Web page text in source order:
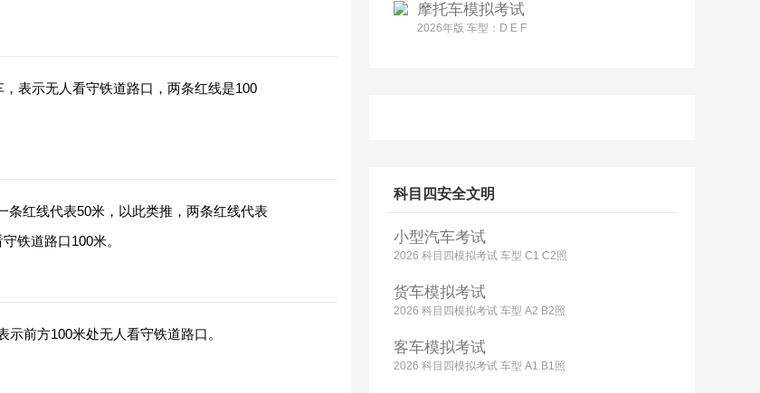
表示无人看守铁道路口，两条红线是100
条红线代表50米，以此类推，两条红线代表
铁道路口100米。
前方100米处无人看守铁道路口。
摩托车模拟考试
2026年版 车型：D E F
科目四安全文明
小型汽车考试
2026 科目四模拟考试 车型 C1 C2照
货车模拟考试
2026 科目四模拟考试 车型 A2 B2照
客车模拟考试
2026 科目四模拟考试 车型 A1 B1照